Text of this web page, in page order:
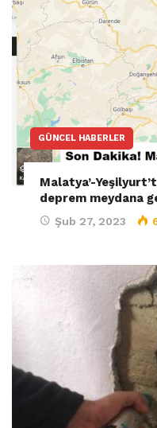
GÜNCEL HABERLER
Malatya’-
deprem meydana
Şub 27, 2023